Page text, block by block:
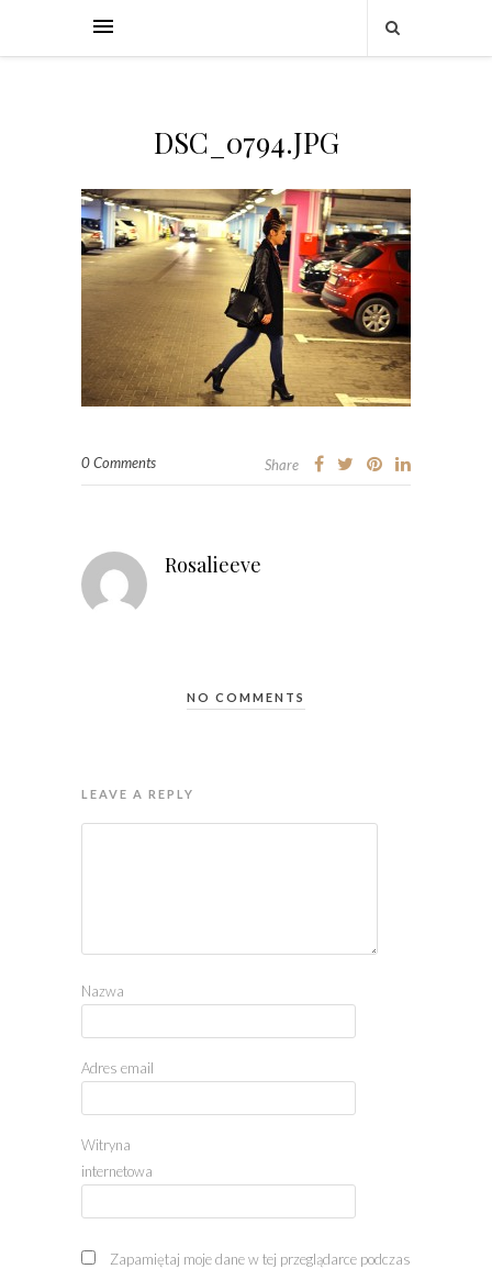
DSC_0794.JPG
0 Comments Share
Rosalieeve
NO COMMENTS
LEAVE A REPLY
Nazwa
Adres email
Witryna
internetowa
Zapamiętaj moje dane w tej przeglądarce podczas